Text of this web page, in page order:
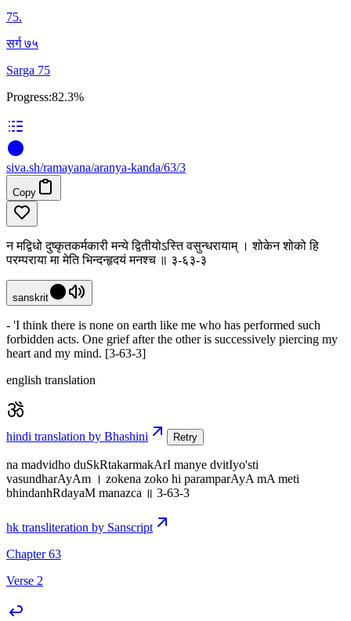
75.
सर्ग ७५
Sarga 75
Progress:82.3%
siva.sh/ramayana/aranya-kanda/63/3
Copy
न मद्विधो दुष्कृतकर्मकारी मन्ये द्वितीयोऽस्ति वसुन्धरायाम् । शोकेन शोको हि
परम्पराया मा मेति भिन्दन्हृदयं मनश्च ॥ ३-६३-३
sanskrit
- 'I think there is none on earth like me who has performed such
forbidden acts. One grief after the other is successively piercing my
heart and my mind. [3-63-3]
english translation
hindi translation by Bhashini Retry
na madvidho duSkRtakarmakArI manye dvitIyo'sti
vasundharAyAm । zokena zoko hi paramparAyA mA meti
bhindanhRdayaM manazca ॥ 3-63-3
hk transliteration by Sanscript
Chapter 63
Verse 2